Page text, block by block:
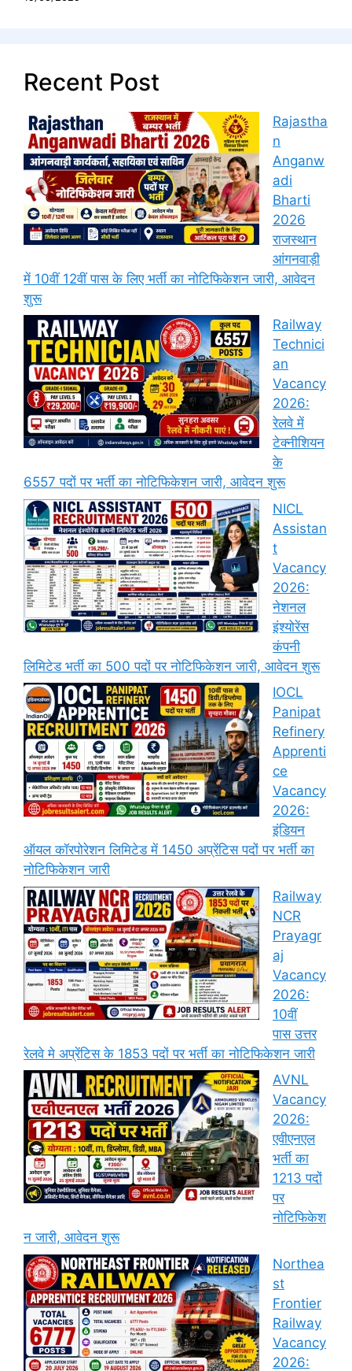
Recent Post
Rajastha
n
Anganw
adi
Bharti
2026
राजस्थान
आंगनवाड़ी
में 10वीं 12वीं पास के लिए भर्ती का नोटिफिकेशन जारी, आवेदन
शुरू
Railway
Technici
an
Vacancy
2026:
रेलवे में
टेक्नीशियन
के
6557 पदों पर भर्ती का नोटिफिकेशन जारी, आवेदन शुरू
NICL
Assistan
t
Vacancy
2026:
नेशनल
इंश्योरेंस
कंपनी
लिमिटेड भर्ती का 500 पदों पर नोटिफिकेशन जारी, आवेदन शुरू
IOCL
Panipat
Refinery
Apprenti
ce
Vacancy
2026:
इंडियन
ऑयल कॉरपोरेशन लिमिटेड में 1450 अप्रेंटिस पदों पर भर्ती का
नोटिफिकेशन जारी
Railway
NCR
Prayagr
aj
Vacancy
2026:
10वीं
पास उत्तर
रेलवे मे अप्रेंटिस के 1853 पदों पर भर्ती का नोटिफिकेशन जारी
AVNL
Vacancy
2026:
एवीएनएल
भर्ती का
1213 पदों
पर
नोटिफिकेश
न जारी, आवेदन शुरू
Northea
st
Frontier
Railway
Vacancy
2026: